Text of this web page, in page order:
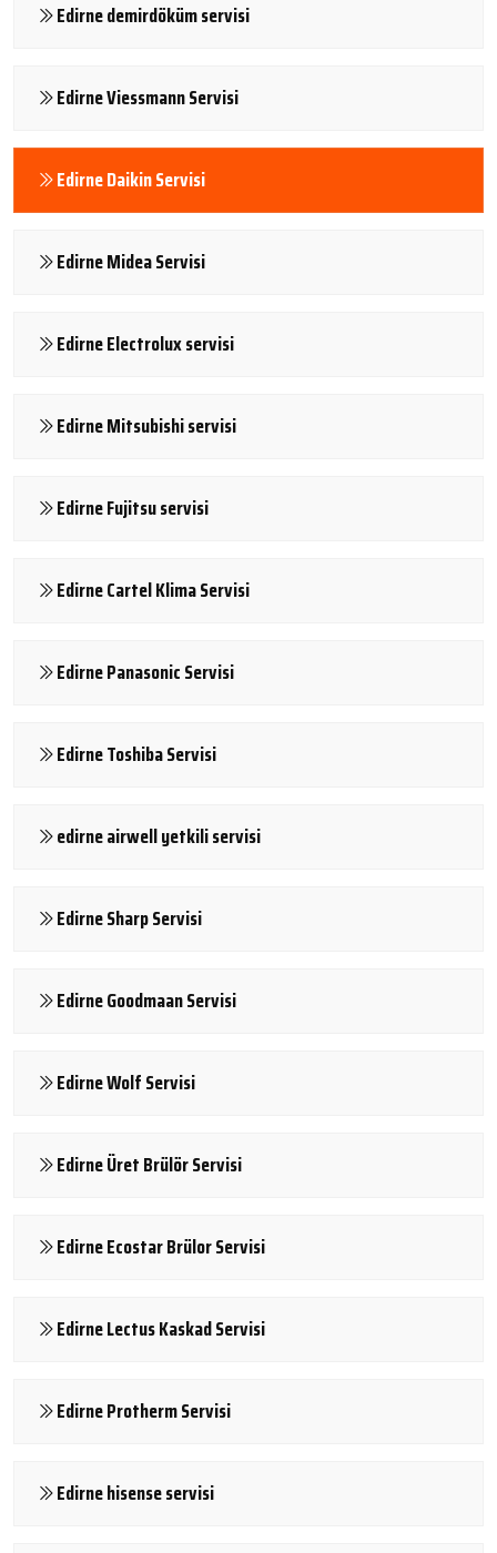
Edirne demirdöküm servisi
Edirne Viessmann Servisi
Edirne Daikin Servisi
Edirne Midea Servisi
Edirne Electrolux servisi
Edirne Mitsubishi servisi
Edirne Fujitsu servisi
Edirne Cartel Klima Servisi
Edirne Panasonic Servisi
Edirne Toshiba Servisi
edirne airwell yetkili servisi
Edirne Sharp Servisi
Edirne Goodmaan Servisi
Edirne Wolf Servisi
Edirne Üret Brülör Servisi
Edirne Ecostar Brülor Servisi
Edirne Lectus Kaskad Servisi
Edirne Protherm Servisi
Edirne hisense servisi